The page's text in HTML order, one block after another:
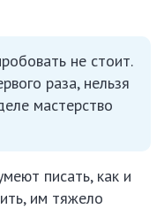
не стоит.
раза, нельзя
мастерство
писать, как и
им тяжело